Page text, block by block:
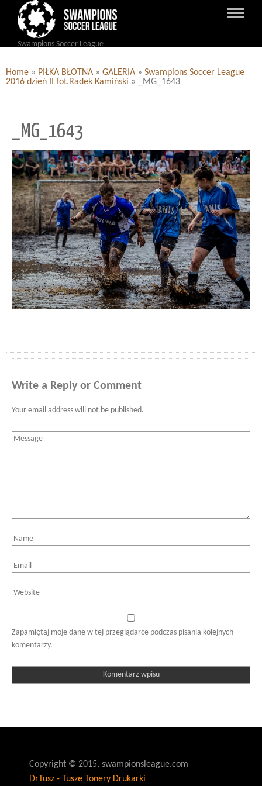
Swampions Soccer League
Home » PIŁKA BŁOTNA » GALERIA » Swampions Soccer League
2016 dzień II fot.Radek Kamiński » _MG_1643
_MG_1643
Write a Reply or Comment
Your email address will not be published.
Zapamiętaj moje dane w tej przeglądarce podczas pisania kolejnych
komentarzy.
Copyright © 2015, swampionsleague.com
DrTusz - Tusze Tonery Drukarki